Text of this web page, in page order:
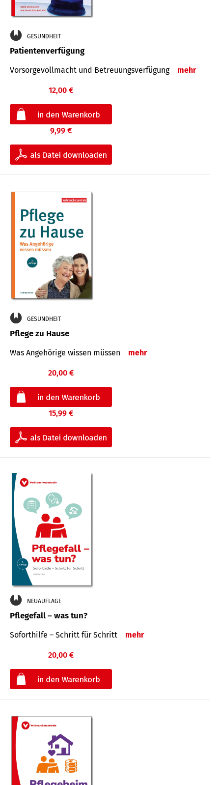
GESUNDHEIT
Patientenverfügung
Vorsorgevollmacht und Betreuungsverfügung mehr
12,00 €
9,99 €
GESUNDHEIT
Pflege zu Hause
Was Angehörige wissen müssen mehr
20,00 €
15,99 €
NEUAUFLAGE
Pflegefall – was tun?
Soforthilfe – Schritt für Schritt mehr
20,00 €